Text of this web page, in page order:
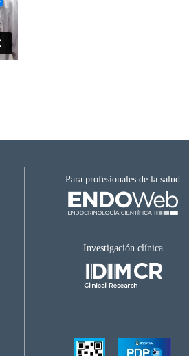
Para profesionales de la salud
Investigación clínica